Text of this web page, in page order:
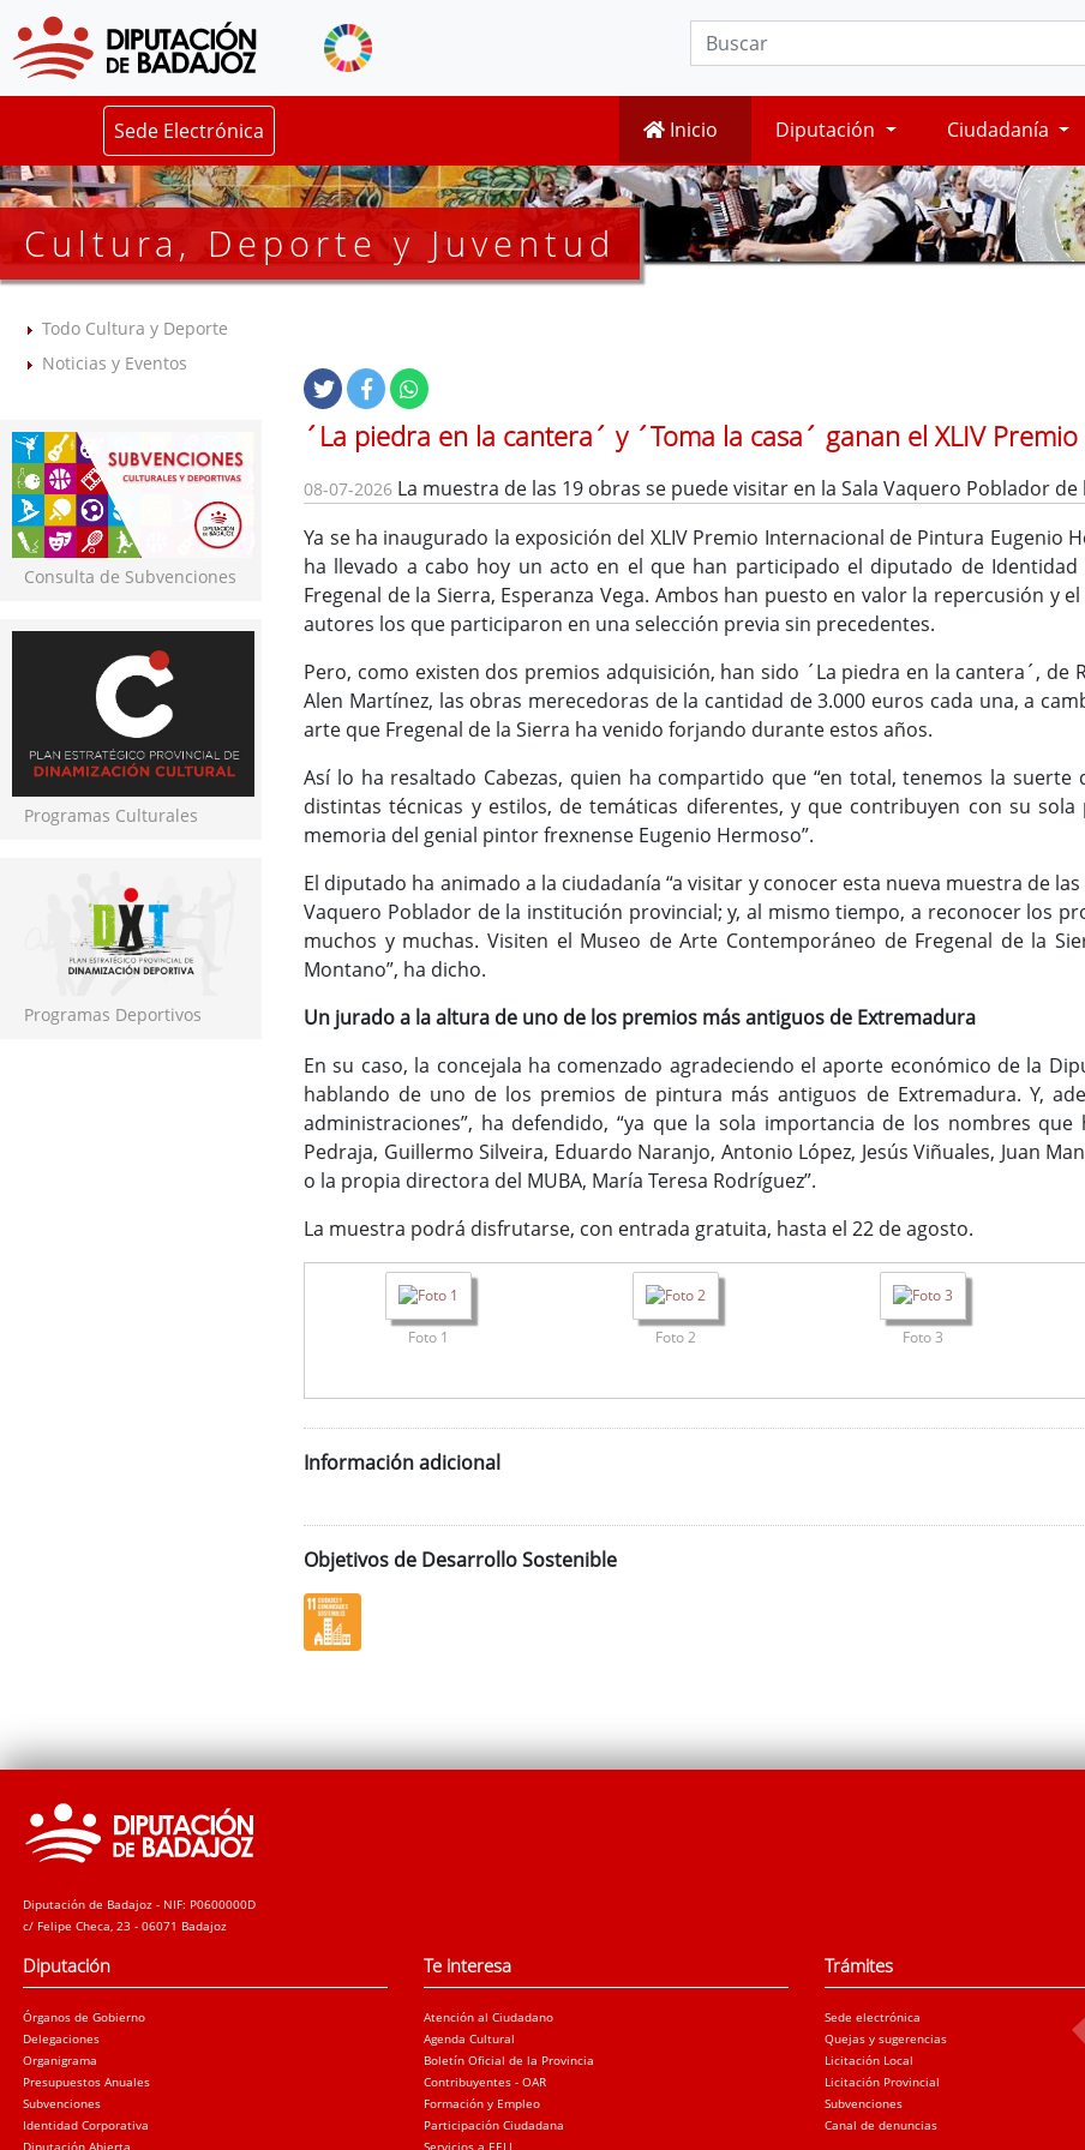
Sede Electrónica Inicio Diputación Ciudadanía
Cultura, Deporte y Juventud
Todo Cultura y Deporte
Noticias y Eventos
Consulta de Subvenciones
Programas Culturales
Programas Deportivos
´La piedra en la cantera´ y ´Toma la casa´ ganan el XLIV
08-07-2026 La muestra de las 19 obras se puede visitar en la Sala Vaquero Poblador
Ya se ha inaugurado la exposición del XLIV Premio Internacional de Pintura Eugenio
ha llevado a cabo hoy un acto en el que han participado el diputado de Identidad
Fregenal de la Sierra, Esperanza Vega. Ambos han puesto en valor la repercusión y
autores los que participaron en una selección previa sin precedentes.
Pero, como existen dos premios adquisición, han sido ´La piedra en la cantera´, de
Alen Martínez, las obras merecedoras de la cantidad de 3.000 euros cada una, a
arte que Fregenal de la Sierra ha venido forjando durante estos años.
Así lo ha resaltado Cabezas, quien ha compartido que “en total, tenemos la
distintas técnicas y estilos, de temáticas diferentes, y que contribuyen con su
memoria del genial pintor frexnense Eugenio Hermoso”.
El diputado ha animado a la ciudadanía “a visitar y conocer esta nueva muestra de
Vaquero Poblador de la institución provincial; y, al mismo tiempo, a reconocer los
muchos y muchas. Visiten el Museo de Arte Contemporáneo de Fregenal de la
Montano”, ha dicho.
Un jurado a la altura de uno de los premios más antiguos de Extremadura
En su caso, la concejala ha comenzado agradeciendo el aporte económico de la
hablando de uno de los premios de pintura más antiguos de Extremadura. Y,
administraciones”, ha defendido, “ya que la sola importancia de los nombres
Pedraja, Guillermo Silveira, Eduardo Naranjo, Antonio López, Jesús Viñuales, Juan
o la propia directora del MUBA, María Teresa Rodríguez”.
La muestra podrá disfrutarse, con entrada gratuita, hasta el 22 de agosto.
Foto 1 Foto 2 Foto 3
Información adicional
Objetivos de Desarrollo Sostenible
Diputación de Badajoz - NIF: P0600000D
c/ Felipe Checa, 23 - 06071 Badajoz
Diputación
Órganos de Gobierno
Delegaciones
Organigrama
Presupuestos Anuales
Subvenciones
Identidad Corporativa
Te interesa
Atención al Ciudadano
Agenda Cultural
Boletín Oficial de la Provincia
Contribuyentes - OAR
Formación y Empleo
Participación Ciudadana
Trámites
Sede electrónica
Quejas y sugerencias
Licitación Local
Licitación Provincial
Subvenciones
Canal de denuncias